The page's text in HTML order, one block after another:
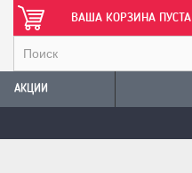
ВАША КОРЗИНА ПУСТА
АКЦИИ